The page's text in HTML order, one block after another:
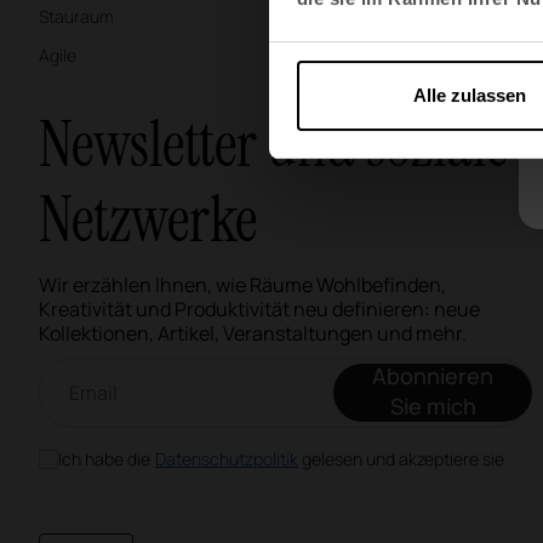
Alle zulassen
Stauraum
Agile
Materialien &
Newsletter und soziale
Netzwerke
Wir erzählen Ihnen, wie Räume Wohlbefinden,
Kreativität und Produktivität neu definieren: neue
Kollektionen, Artikel, Veranstaltungen und mehr.
Abonnieren
Sie mich
Ich habe die Datenschutzpolitik gelesen und akzeptiere sie